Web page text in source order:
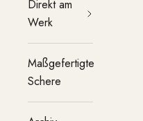
Direkt am
Werk
Maßgefertigte
Schere